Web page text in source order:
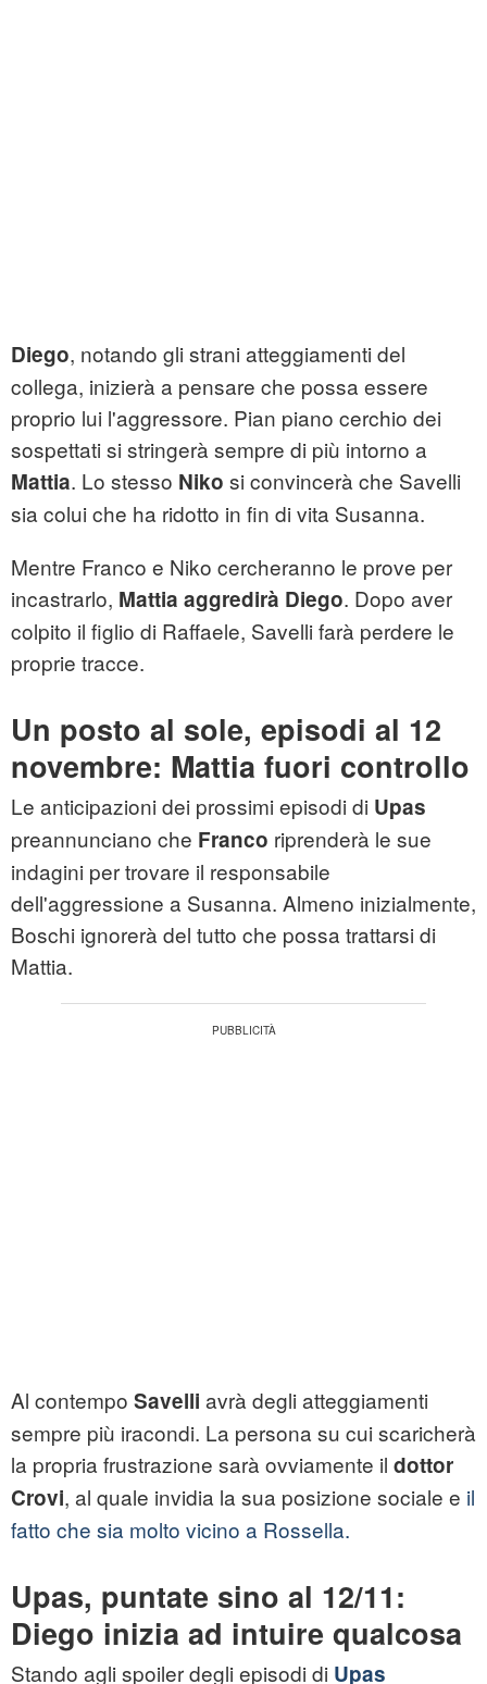
Diego, notando gli strani atteggiamenti del
collega, inizierà a pensare che possa essere
proprio lui l'aggressore. Pian piano cerchio dei
sospettati si stringerà sempre di più intorno a
Mattia. Lo stesso Niko si convincerà che Savelli
sia colui che ha ridotto in fin di vita Susanna.
Mentre Franco e Niko cercheranno le prove per
incastrarlo, Mattia aggredirà Diego. Dopo aver
colpito il figlio di Raffaele, Savelli farà perdere le
proprie tracce.
Un posto al sole, episodi al 12
novembre: Mattia fuori controllo
Le anticipazioni dei prossimi episodi di Upas
preannunciano che Franco riprenderà le sue
indagini per trovare il responsabile
dell'aggressione a Susanna. Almeno inizialmente,
Boschi ignorerà del tutto che possa trattarsi di
Mattia.
Al contempo Savelli avrà degli atteggiamenti
sempre più iracondi. La persona su cui scaricherà
la propria frustrazione sarà ovviamente il dottor
Crovi, al quale invidia la sua posizione sociale e il
fatto che sia molto vicino a Rossella.
Upas, puntate sino al 12/11:
Diego inizia ad intuire qualcosa
Stando agli spoiler degli episodi di Upas